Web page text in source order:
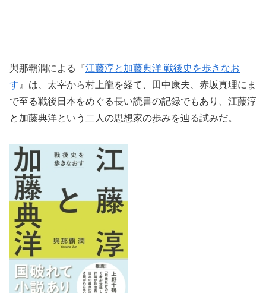
與那覇潤による『江藤淳と加藤典洋 戦後史を歩きなお
す 』は、太宰から村上龍を経て、田中康夫、赤坂真理にま
で至る戦後日本をめぐる長い読書の記録でもあり、江藤淳
と加藤典洋という二人の思想家の歩みを辿る試みだ。